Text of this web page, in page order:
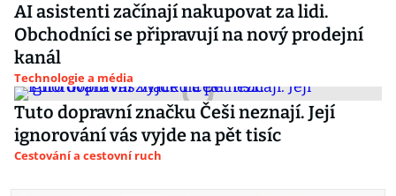
AI asistenti začínají nakupovat za lidi.
Obchodníci se připravují na nový prodejní
kanál
Technologie a média
Tuto dopravní značku Češi neznají. Její
ignorování vás vyjde na pět tisíc
Cestování a cestovní ruch